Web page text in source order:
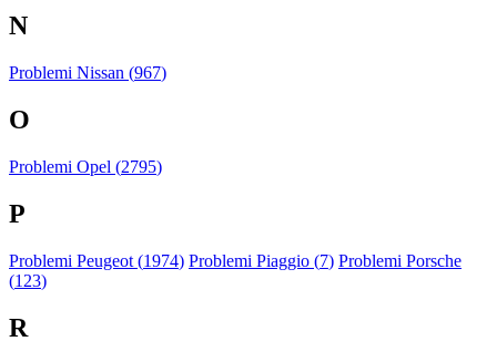
N
Problemi Nissan (967)
O
Problemi Opel (2795)
P
Problemi Peugeot (1974) Problemi Piaggio (7) Problemi Porsche
(123)
R